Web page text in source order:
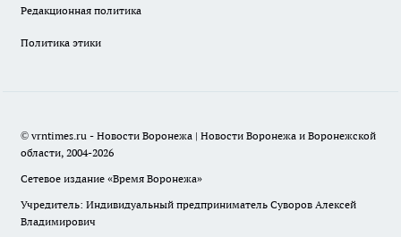
Редакционная политика
Политика этики
© vrntimes.ru - Новости Воронежа | Новости Воронежа и Воронежской
области, 2004-2026
Сетевое издание «Время Воронежа»
Учредитель: Индивидуальный предприниматель Суворов Алексей
Владимирович